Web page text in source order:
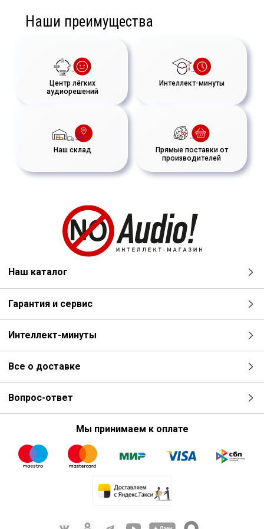
Наши преимущества
Центр лёгких
аудиорешений
Интеллект-минуты
Наш склад
Прямые поставки от
производителей
Наш каталог
Гарантия и сервис
Интеллект-минуты
Все о доставке
Вопрос-ответ
Мы принимаем к оплате